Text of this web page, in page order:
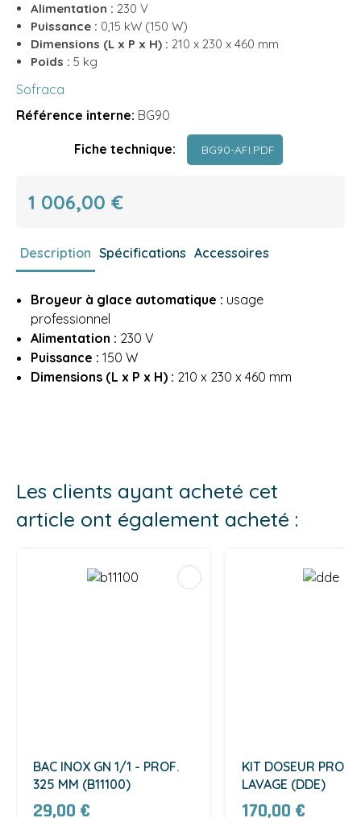
Alimentation : 230 V
Puissance : 0,15 kW (150 W)
Dimensions (L x P x H) : 210 x 230 x 460 mm
Poids : 5 kg
Sofraca
Référence interne: BG90
Fiche technique: BG90-AFI.PDF
1 006,00 €
Description Spécifications Accessoires
Broyeur à glace automatique : usage
professionnel
Alimentation : 230 V
Puissance : 150 W
Dimensions (L x P x H) : 210 x 230 x 460 mm
Les clients ayant acheté cet
article ont également acheté :
BAC INOX GN 1/1 - PROF.
325 MM (B11100)
29,00 €
KIT DOSEUR
LAVAGE (DDE)
170,00 €